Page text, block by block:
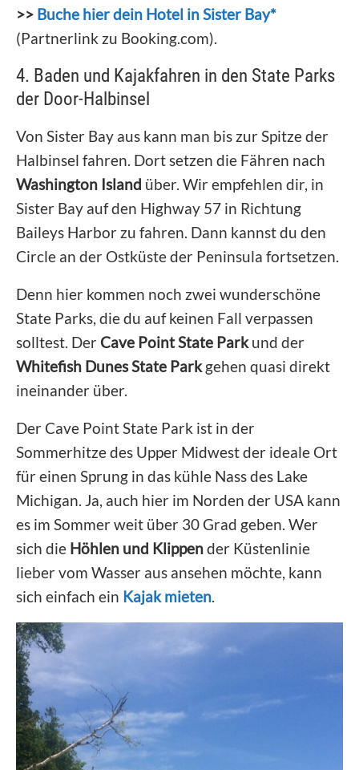
>> Buche hier dein Hotel in Sister Bay*
(Partnerlink zu Booking.com).
4. Baden und Kajakfahren in den State Parks
der Door-Halbinsel
Von Sister Bay aus kann man bis zur Spitze der
Halbinsel fahren. Dort setzen die Fähren nach
Washington Island über. Wir empfehlen dir, in
Sister Bay auf den Highway 57 in Richtung
Baileys Harbor zu fahren. Dann kannst du den
Circle an der Ostküste der Peninsula fortsetzen.
Denn hier kommen noch zwei wunderschöne
State Parks, die du auf keinen Fall verpassen
solltest. DerCave Point State Parkund der
Whitefish Dunes State Parkgehen quasi direkt
ineinander über.
Der Cave Point State Park ist in der
Sommerhitze des Upper Midwest der ideale Ort
für einen Sprung in das kühle Nass des Lake
Michigan. Ja, auch hier im Norden der USA kann
es im Sommer weit über 30 Grad geben. Wer
sich die Höhlen und Klippender Küstenlinie
lieber vom Wasser aus ansehen möchte, kann
sich einfach ein Kajak mieten.